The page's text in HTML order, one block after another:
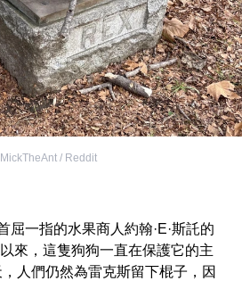
MickTheAnt / Reddit
屈一指的水果商人約翰·E·斯託的
來，這隻狗狗一直在保護它的主
人們仍然為雷克斯留下棍子，因